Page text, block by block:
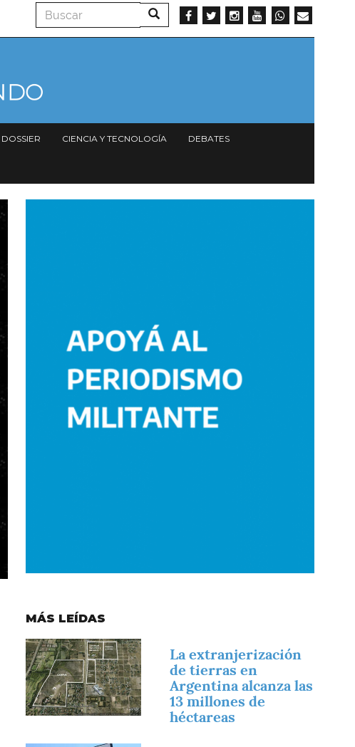
Buscar Buscar
DOSSIER CIENCIA Y TECNOLOGÍA DEBATES
MÁS LEÍDAS
Imagen
La extranjerización
de tierras en
Argentina alcanza las
13 millones de
héctareas